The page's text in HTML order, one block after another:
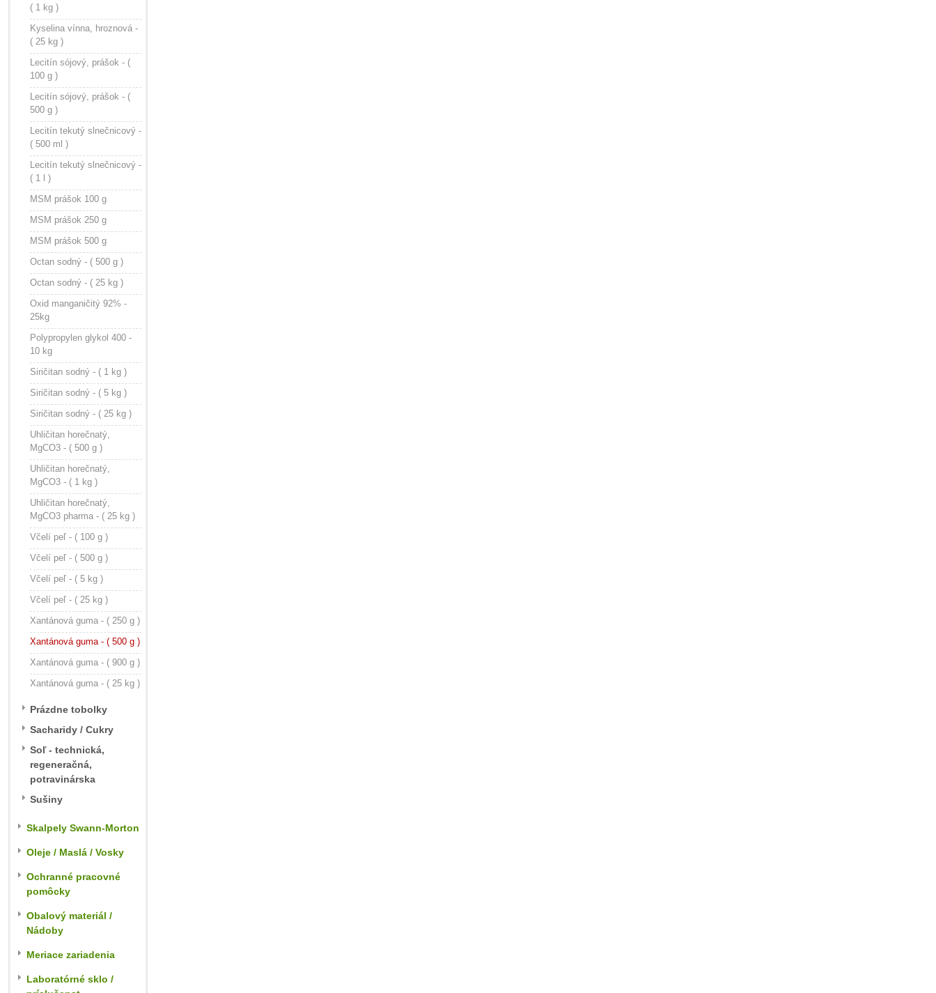
( 1 kg )
Kyselina vínna, hroznová -
( 25 kg )
Lecitín sójový, prášok - (
100 g )
Lecitín sójový, prášok - (
500 g )
Lecitín tekutý slnečnicový -
( 500 ml )
Lecitín tekutý slnečnicový -
( 1 l )
MSM prášok 100 g
MSM prášok 250 g
MSM prášok 500 g
Octan sodný - ( 500 g )
Octan sodný - ( 25 kg )
Oxid manganičitý 92% -
25kg
Polypropylen glykol 400 -
10 kg
Siričitan sodný - ( 1 kg )
Siričitan sodný - ( 5 kg )
Siričitan sodný - ( 25 kg )
Uhličitan horečnatý,
MgCO3 - ( 500 g )
Uhličitan horečnatý,
MgCO3 - ( 1 kg )
Uhličitan horečnatý,
MgCO3 pharma - ( 25 kg )
Včelí peľ - ( 100 g )
Včelí peľ - ( 500 g )
Včelí peľ - ( 5 kg )
Včelí peľ - ( 25 kg )
Xantánová guma - ( 250 g )
Xantánová guma - ( 500 g )
Xantánová guma - ( 900 g )
Xantánová guma - ( 25 kg )
Prázdne tobolky
Sacharidy / Cukry
Soľ - technická,
regeneračná,
potravinárska
Sušiny
Skalpely Swann-Morton
Oleje / Maslá / Vosky
Ochranné pracovné
pomôcky
Obalový materiál /
Nádoby
Meriace zariadenia
Laboratórné sklo /